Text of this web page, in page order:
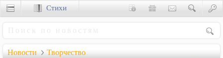
Новости Творчество
Стихи